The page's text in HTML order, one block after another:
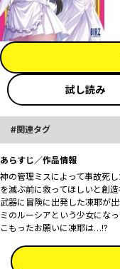
試し読み
関連タグ
あらすじ／作品情報
神の管理ミスによって事故死
を滅ぶ前に救ってほしいと創
武器に冒険に出発した凍耶が
ミのルーシアという少女にな
こもったお願いに凍耶は…!?